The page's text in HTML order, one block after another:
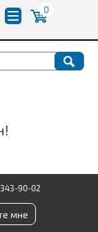
0
90-02
мне